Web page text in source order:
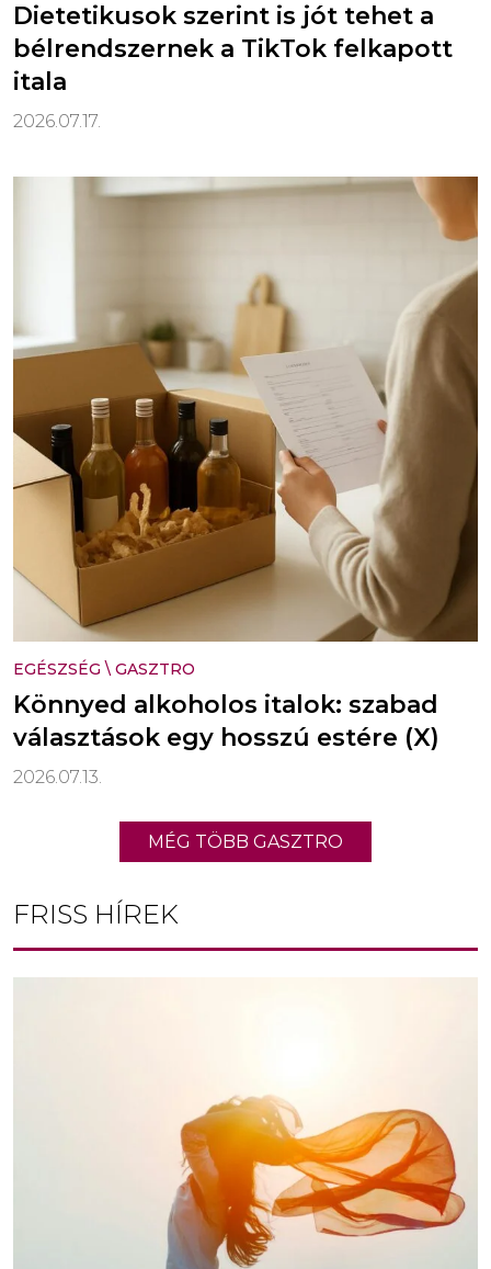
Dietetikusok szerint is jót tehet a
bélrendszernek a TikTok felkapott
itala
2026.07.17.
EGÉSZSÉG \ GASZTRO
Könnyed alkoholos italok: szabad
választások egy hosszú estére (X)
2026.07.13.
MÉG TÖBB GASZTRO
FRISS HÍREK